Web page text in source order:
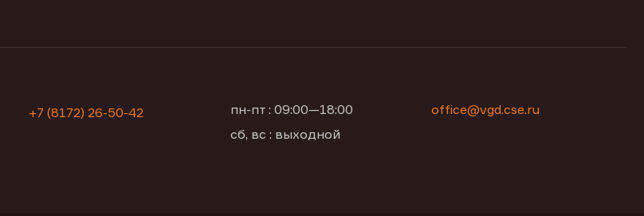
+7 (8172) 26-50-42
пн-пт : 09:00—18:00
сб, вс : выходной
office@vgd.cse.ru